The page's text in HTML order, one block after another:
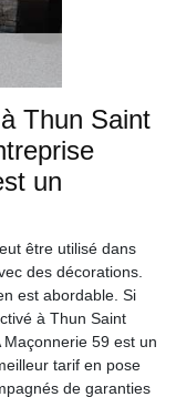
Thun Saint
un
être utilisé dans
des décorations.
est abordable. Si
à Thun Saint
59 est un
tarif en pose
de garanties